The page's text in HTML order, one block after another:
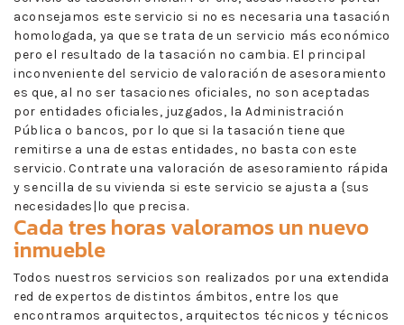
aconsejamos este servicio si no es necesaria una tasación
homologada, ya que se trata de un servicio más económico
pero el resultado de la tasación no cambia. El principal
inconveniente del servicio de valoración de asesoramiento
es que, al no ser tasaciones oficiales, no son aceptadas
por entidades oficiales, juzgados, la Administración
Pública o bancos, por lo que si la tasación tiene que
remitirse a una de estas entidades, no basta con este
servicio. Contrate una valoración de asesoramiento rápida
y sencilla de su vivienda si este servicio se ajusta a {sus
necesidades|lo que precisa.
Cada tres horas valoramos un nuevo
inmueble
Todos nuestros servicios son realizados por una extendida
red de expertos de distintos ámbitos, entre los que
encontramos arquitectos, arquitectos técnicos y técnicos